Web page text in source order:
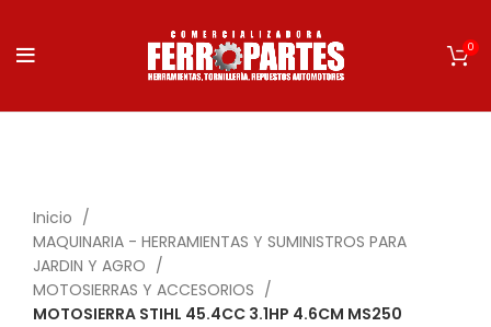
0
Inicio
MAQUINARIA - HERRAMIENTAS Y SUMINISTROS PARA
JARDIN Y AGRO
MOTOSIERRAS Y ACCESORIOS
MOTOSIERRA STIHL 45.4CC 3.1HP 4.6CM MS250